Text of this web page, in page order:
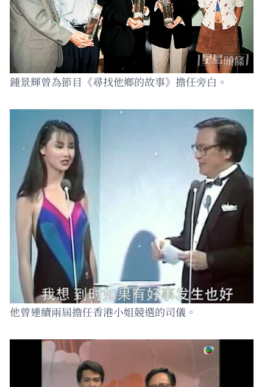
鍾景輝曾為節目《尋找他鄉的故事》擔任旁白。
他曾連續兩屆擔任香港小姐競選的司儀。